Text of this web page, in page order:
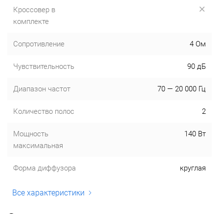
Кроссовер в
комплекте
Сопротивление 4 Ом
Чувствительность 90 дБ
Диапазон частот 70 — 20 000 Гц
Количество полос 2
Мощность
максимальная
140 Вт
Форма диффузора круглая
Все характеристики